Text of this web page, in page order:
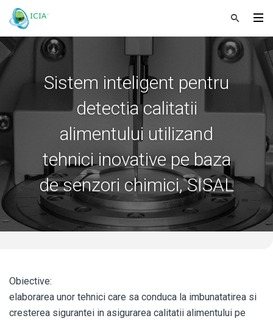
Sistem inteligent pentru
detectia calitatii
alimentului utilizand
tehnici inovative pe baza
de senzori chimici, SISAL
Obiective:
elaborarea unor tehnici care sa conduca la imbunatatirea si
cresterea sigurantei in asigurarea calitatii alimentului pe